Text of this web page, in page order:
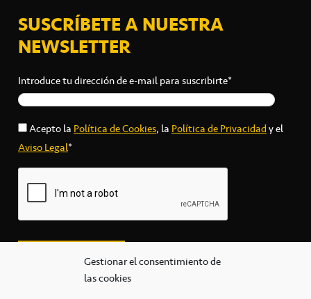
Gestionar el consentimiento de
las cookies
SUSCRÍBETE A NUESTRA
NEWSLETTER
Introduce tu dirección de e-mail para suscribirte*
Acepto laPolítica de Cookies, laPolítica de Privacidady el
Aviso Legal*